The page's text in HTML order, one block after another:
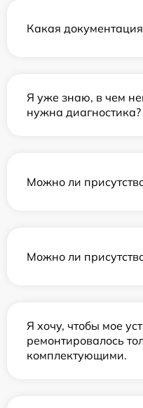
Какая
Я уже знаю, в чем
нужна диагностика?
Можно ли
Можно ли
Я хочу, чтобы мое
ремонтировалось
комплектующими.